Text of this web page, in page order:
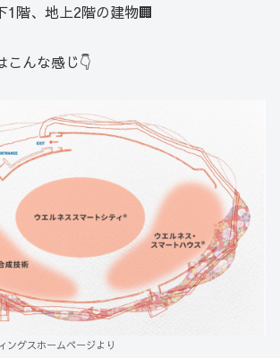
1階、地上2階の建物🏢
こんな感じ👇
ングスホームページより